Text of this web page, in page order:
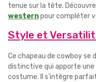
tenue sur la tête.
westernpour compléter
Style et
Ce chapeau de cowboy se
distinctive qui apporte
costume. Il s'intègre